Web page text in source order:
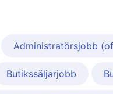
Administratörsjobb
Butikssäljarjobb